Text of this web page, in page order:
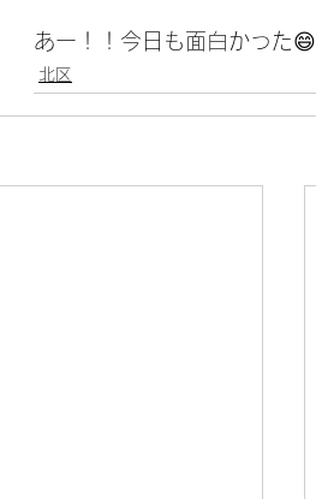
あー！！今日も面白かった😄
北区